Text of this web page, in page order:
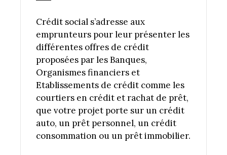
Crédit social s’adresse aux
emprunteurs pour leur présenter les
différentes offres de crédit
proposées par les Banques,
Organismes financiers et
Etablissements de crédit comme les
courtiers en crédit et rachat de prêt,
que votre projet porte sur un crédit
auto, un prêt personnel, un crédit
consommation ou un prêt immobilier.